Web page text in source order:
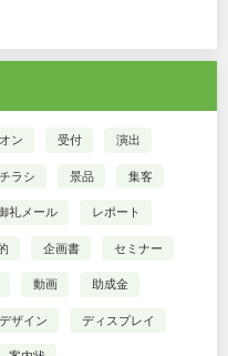
ン 受付 演出
チラシ 景品 集客
礼メール レポート
企画書 セミナー
動画 助成金
ザイン ディスプレイ